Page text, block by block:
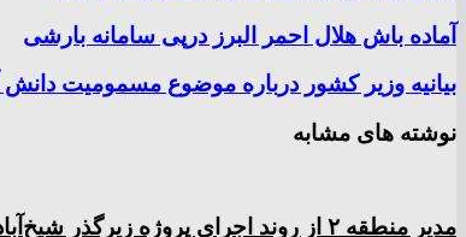
آماده باش هلال احمر البرز درپی سامانه بارشی
بیانیه وزیر کشور درباره موضوع مسمومیت دانش‌
نوشته های مشابه
مدیر منطقه ۲ از روند اجرای پروژه زیرگذر شیخ‌آباد بازدید کرد